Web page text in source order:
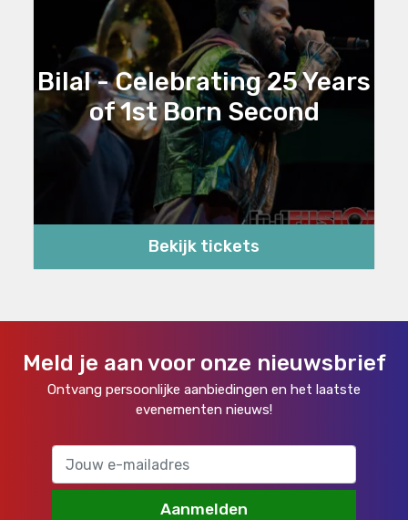
Bilal - Celebrating 25 Years
of 1st Born Second
Bekijk tickets
Meld je aan voor onze nieuwsbrief
Ontvang persoonlijke aanbiedingen en het laatste
evenementen nieuws!
Aanmelden